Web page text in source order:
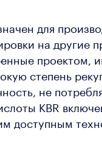
для
на другие
проектом,
степень
не
KBR
доступным